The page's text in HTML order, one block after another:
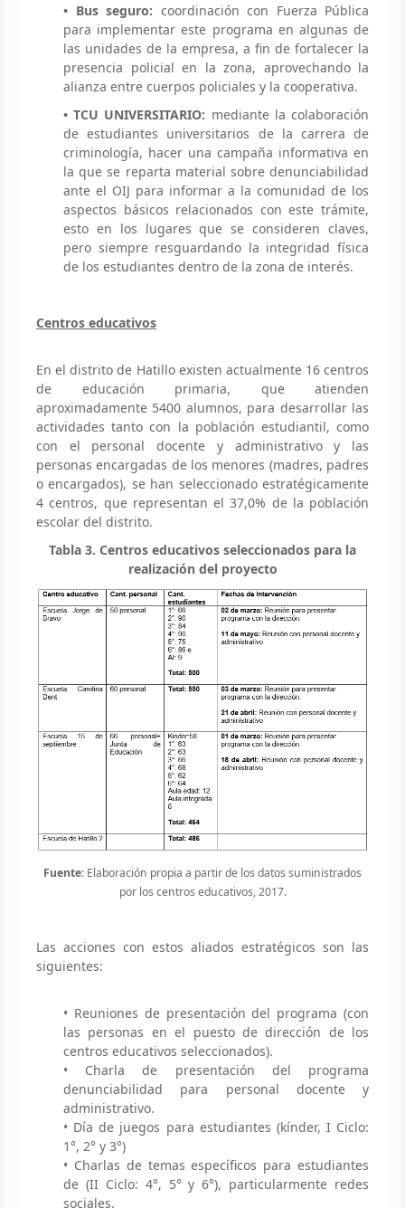
• Bus seguro: coordinación con Fuerza Pública
para implementar este programa en algunas de
las unidades de la empresa, a fin de fortalecer la
presencia policial en la zona, aprovechando la
alianza entre cuerpos policiales y la cooperativa.
• TCU UNIVERSITARIO: mediante la colaboración
de estudiantes universitarios de la carrera de
criminología, hacer una campaña informativa en
la que se reparta material sobre denunciabilidad
ante el OIJ para informar a la comunidad de los
aspectos básicos relacionados con este trámite,
esto en los lugares que se consideren claves,
pero siempre resguardando la integridad física
de los estudiantes dentro de la zona de interés.
Centros educativos
En el distrito de Hatillo existen actualmente 16 centros
de educación primaria, que atienden
aproximadamente 5400 alumnos, para desarrollar las
actividades tanto con la población estudiantil, como
con el personal docente y administrativo y las
personas encargadas de los menores (madres, padres
o encargados), se han seleccionado estratégicamente
4 centros, que representan el 37,0% de la población
escolar del distrito.
Tabla 3. Centros educativos seleccionados para la
realización del proyecto
Fuente: Elaboración propia a partir de los datos suministrados
por los centros educativos, 2017.
Las acciones con estos aliados estratégicos son las
siguientes:
• Reuniones de presentación del programa (con
las personas en el puesto de dirección de los
centros educativos seleccionados).
• Charla de presentación del programa
denunciabilidad para personal docente y
administrativo.
• Día de juegos para estudiantes (kínder, I Ciclo:
1°, 2° y 3°)
• Charlas de temas específicos para estudiantes
de (II Ciclo: 4°, 5° y 6°), particularmente redes
sociales.